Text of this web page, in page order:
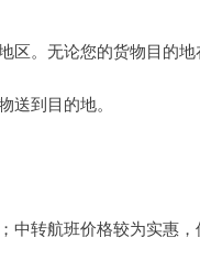
。无论您的货物目的地
送到目的地。
转航班价格较为实惠，